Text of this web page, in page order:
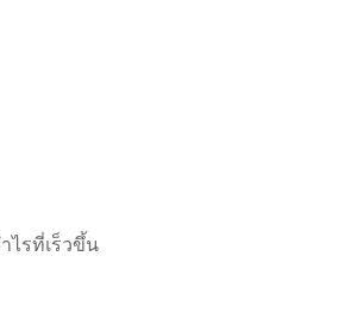
ไรที่เร็วขึ้น